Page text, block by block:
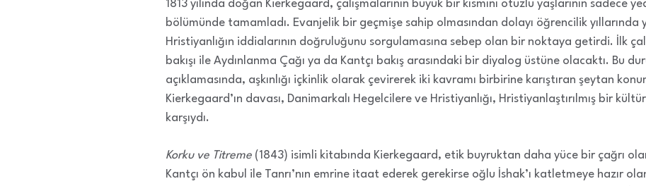
1813 yılında doğan Kierkegaard, çalışmalarının büyük bir kısmını otuzlu yaşlarının sadece
bölümünde tamamladı. Evanjelik bir geçmişe sahip olmasından dolayı öğrencilik yıllarında
Hristiyanlığın iddialarının doğruluğunu sorgulamasına sebep olan bir noktaya getirdi. İlk
bakışı ile Aydınlanma Çağı ya da Kantçı bakış arasındaki bir diyalog üstüne olacaktı. Bu
açıklamasında, aşkınlığı içkinlik olarak çevirerek iki kavramı birbirine karıştıran şeytan
Kierkegaard’ın davası, Danimarkalı Hegelcilere ve Hristiyanlığı, Hristiyanlaştırılmış bir
karşıydı.
Korku ve Titreme (1843) isimli kitabında Kierkegaard, etik buyruktan daha yüce bir çağrı
Kantçı ön kabul ile Tanrı’nın emrine itaat ederek gerekirse oğlu İshak’ı katletmeye hazır